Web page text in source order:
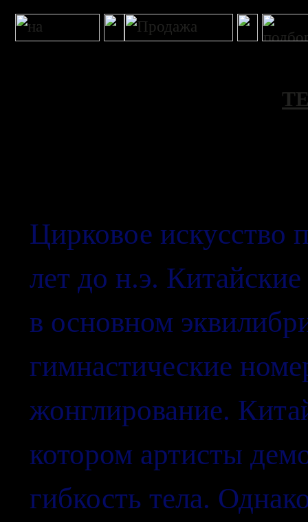
Цирковое искусство
лет до н.э.
в основном
гимнастические
жонглирование.
котором артисты
гибкость тела.